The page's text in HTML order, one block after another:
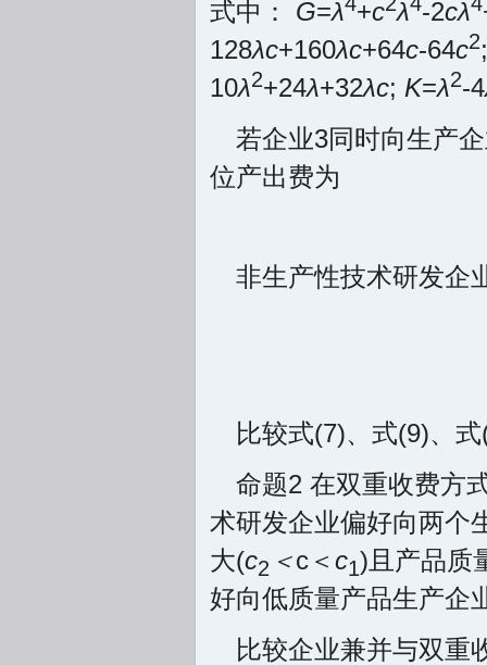
式中： G=λ +c λ -2cλ
128λc+160λc+64c-64c2
10λ2+24λ+32λc; K=λ2-4
若企业3同时向生产
位产出费为
非生产性技术研发企
比较式(7)、式(9)、
命题2 在双重收费方
术研发企业偏好向两个
大(c2 ＜c＜ c1)且产品质
好向低质量产品生产企
比较企业兼并与双重